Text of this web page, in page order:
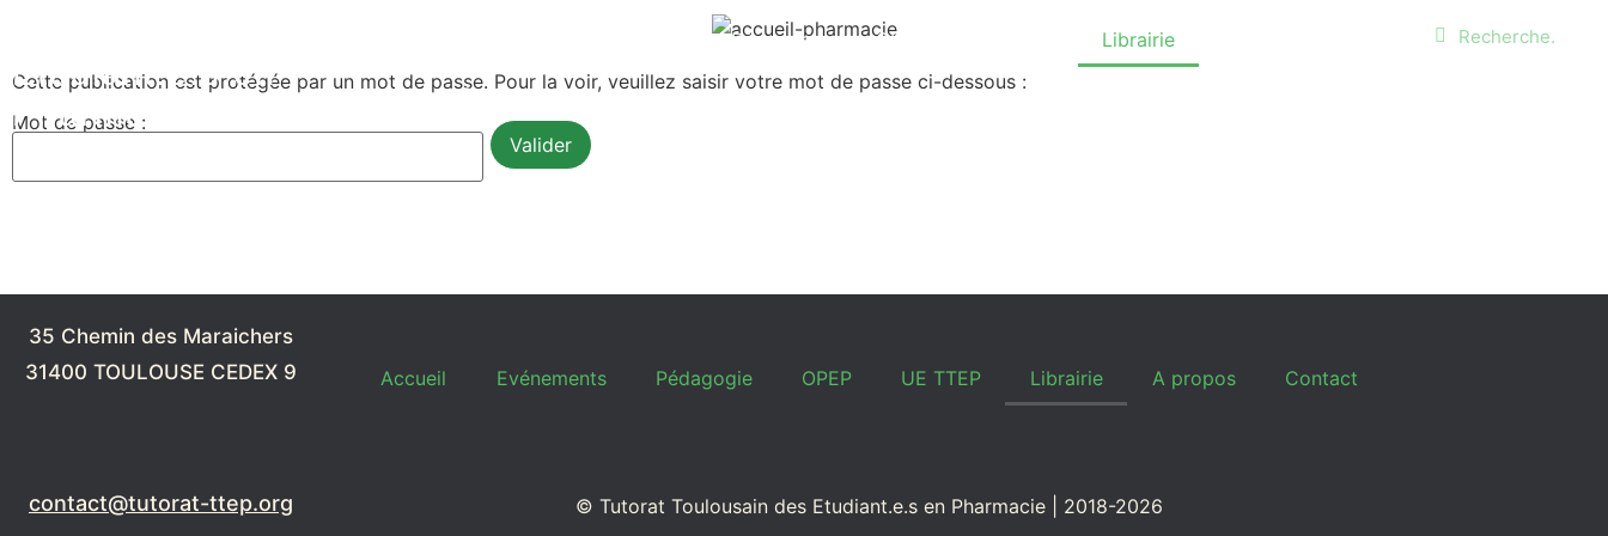
Étudiant.e.s en
Pharmacie
Pédagogie OPEP Librairie
Contact
Cette publication est protégée par un mot de passe. Pour la voir, veuillez saisir votre mot de passe ci-dessous :
Mot de passe :
35 Chemin des Maraichers
31400 TOULOUSE CEDEX 9
contact@tutorat-ttep.org
Accueil Evénements Pédagogie OPEP UE TTEP Librairie A propos Contact
© Tutorat Toulousain des Etudiant.e.s en Pharmacie | 2018-2026